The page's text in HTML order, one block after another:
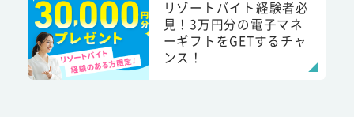
リゾートバイト経験者必
見！3万円分の電子マネ
ーギフトをGETするチャ
ンス！